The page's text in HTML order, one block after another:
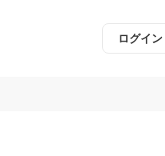
ログイン